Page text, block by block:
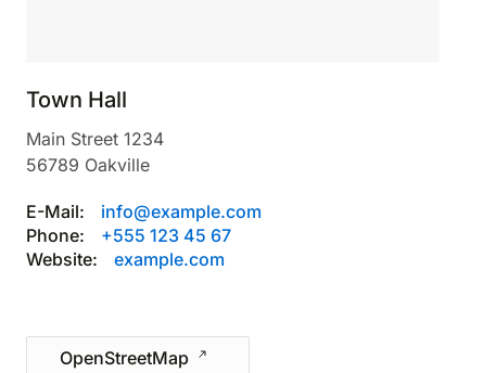
Town Hall
Main Street 1234
56789 Oakville
E-Mail:
info@example.com
Phone:
+555 123 45 67
Website:
example.com
OpenStreetMap